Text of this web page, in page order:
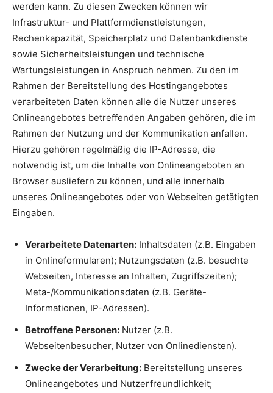
werden kann. Zu diesen Zwecken können wir
Infrastruktur- und Plattformdienstleistungen,
Rechenkapazität, Speicherplatz und Datenbankdienste
sowie Sicherheitsleistungen und technische
Wartungsleistungen in Anspruch nehmen. Zu den im
Rahmen der Bereitstellung des Hostingangebotes
verarbeiteten Daten können alle die Nutzer unseres
Onlineangebotes betreffenden Angaben gehören, die im
Rahmen der Nutzung und der Kommunikation anfallen.
Hierzu gehören regelmäßig die IP-Adresse, die
notwendig ist, um die Inhalte von Onlineangeboten an
Browser ausliefern zu können, und alle innerhalb
unseres Onlineangebotes oder von Webseiten getätigten
Eingaben.
Verarbeitete Datenarten: Inhaltsdaten (z.B. Eingaben
in Onlineformularen); Nutzungsdaten (z.B. besuchte
Webseiten, Interesse an Inhalten, Zugriffszeiten);
Meta-/Kommunikationsdaten (z.B. Geräte-
Informationen, IP-Adressen).
Betroffene Personen: Nutzer (z.B.
Webseitenbesucher, Nutzer von Onlinediensten).
Zwecke der Verarbeitung: Bereitstellung unseres
Onlineangebotes und Nutzerfreundlichkeit;